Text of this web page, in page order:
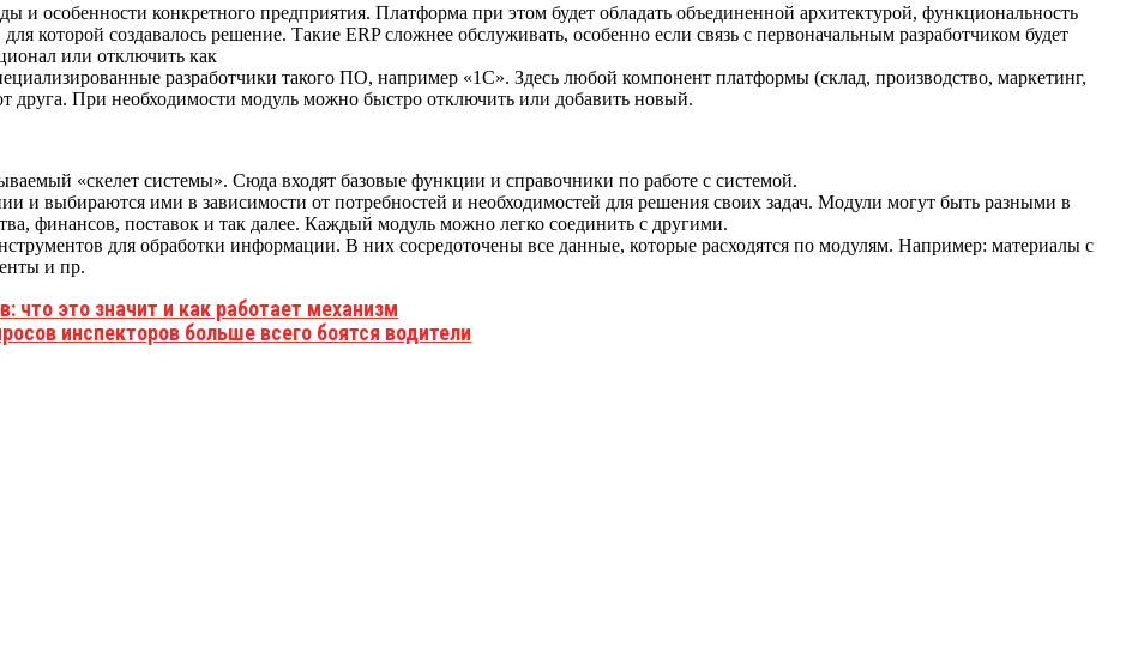
и особенности конкретного предприятия. Платформа при этом будет обладать объединенной архитектурой, функциональность
которой создавалось решение. Такие ERP сложнее обслуживать, особенно если связь с первоначальным разработчиком будет
или отключить как
разработчики такого ПО, например «1С». Здесь любой компонент платформы (склад, производство, маркетинг,
друга. При необходимости модуль можно быстро отключить или добавить новый.
«скелет системы». Сюда входят базовые функции и справочники по работе с системой.
выбираются ими в зависимости от потребностей и необходимостей для решения своих задач. Модули могут быть разными в
финансов, поставок и так далее. Каждый модуль можно легко соединить с другими.
для обработки информации. В них сосредоточены все данные, которые расходятся по модулям. Например: материалы с
и пр.
что это значит и как работает механизм
инспекторов больше всего боятся водители